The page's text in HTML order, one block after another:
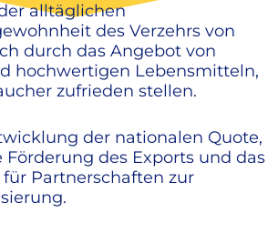
alltäglichen
des Verzehrs von
durch das Angebot von
hochwertigen Lebensmitteln,
zufrieden stellen.
der nationalen Quote,
des Exports und das
Partnerschaften zur